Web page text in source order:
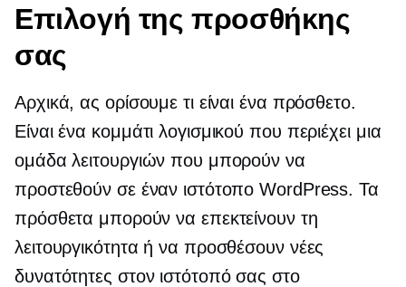
Επιλογή της προσθήκης
σας
Αρχικά, ας ορίσουμε τι είναι ένα πρόσθετο.
Είναι ένα κομμάτι λογισμικού που περιέχει μια
ομάδα λειτουργιών που μπορούν να
προστεθούν σε έναν ιστότοπο WordPress. Τα
πρόσθετα μπορούν να επεκτείνουν τη
λειτουργικότητα ή να προσθέσουν νέες
δυνατότητες στον ιστότοπό σας στο